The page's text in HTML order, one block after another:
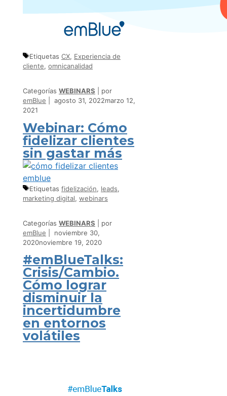
Etiquetas CX, Experiencia de
cliente, omnicanalidad
Categorías WEBINARS
por
emBlue
agosto 31, 2022marzo 12,
2021
Webinar: Cómo
fidelizar clientes
sin gastar más
Etiquetas fidelización, leads,
marketing digital, webinars
Categorías WEBINARS
por
emBlue
noviembre 30,
2020noviembre 19, 2020
#emBlueTalks:
Crisis/Cambio.
Cómo lograr
disminuir la
incertidumbre
en entornos
volátiles